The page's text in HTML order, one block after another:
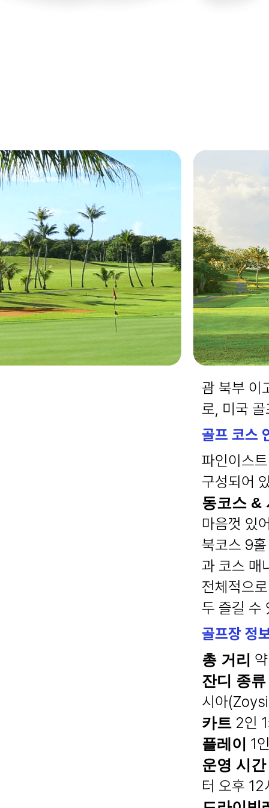
괌 북부 이
로, 미국
골프 코스
파인이스
구성되어
동코스 &
마음껏 있
북코스 9
과 코스 매
전체적으
두 즐길 수
골프장 정
총 거리
잔디 종류
시아
카트 2인
플레이 1
운영 시간
터 오후 12